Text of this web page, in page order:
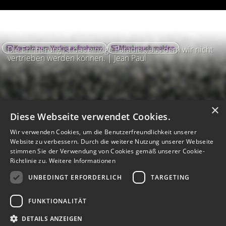
Die Erinnerung ist das einzige Paradies, aus dem wir nicht
vertrieben werden können. | Jean Paul
Kontakt zum Verlag aufnehmen Missbrauch melden
Barrierefreiheit
Barriere melden
m
K
Kontrastmodus aktivieren
Hilfe
eigenes Gedenkportal erstellen
×
Diese Webseite verwendet Cookies.
Wir verwenden Cookies, um die Benutzerfreundlichkeit unserer
Website zu verbessern. Durch die weitere Nutzung unserer Webseite
stimmen Sie der Verwendung von Cookies gemäß unserer Cookie-
Richtlinie zu. Weitere Informationen
UNBEDINGT ERFORDERLICH
TARGETING
FUNKTIONALITÄT
DETAILS ANZEIGEN